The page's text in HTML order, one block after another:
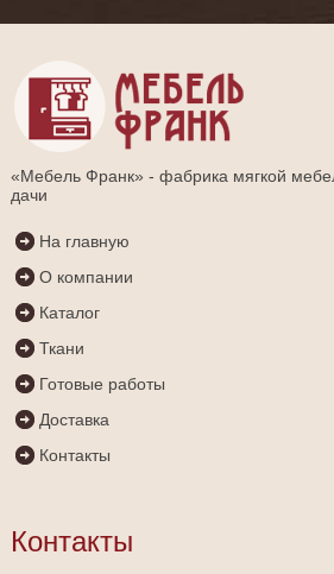
«Мебель Франк» - фабрика мягкой
дачи
На главную
О компании
Каталог
Ткани
Готовые работы
Доставка
Контакты
Контакты